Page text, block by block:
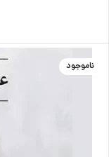
ناموجود